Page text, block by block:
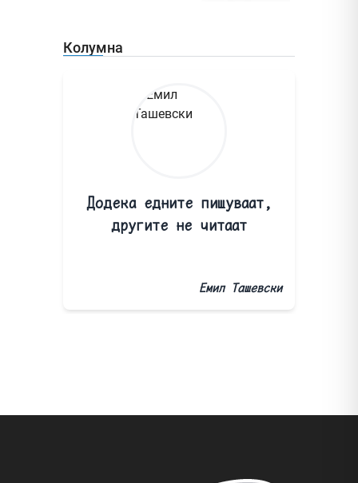
Колумна
Додека едните пишуваат,
другите не читаат
Емил Ташевски